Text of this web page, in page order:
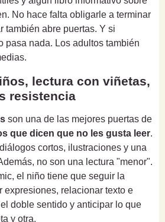
No hace falta obligarle a terminar
también abre puertas. Y si
pasa nada. Los adultos también
lectura con viñetas,
resistencia
son una de las mejores puertas de
que dicen que no les gusta leer.
cortos, ilustraciones y una
no son una lectura "menor".
el niño tiene que seguir la
expresiones, relacionar texto e
doble sentido y anticipar lo que
y otra.